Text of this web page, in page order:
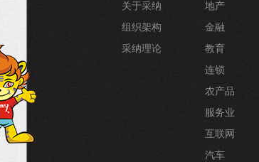
关于采纳
组织架构
采纳理论
地产
金融
教育
连锁
农产品
服务业
互联网
汽车